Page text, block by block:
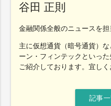
谷田 正則
金融関係全般のニュースを担
主に仮想通貨（暗号通貨）
ーン・フィンテックといっ
ご紹介しております。宜しく
記事